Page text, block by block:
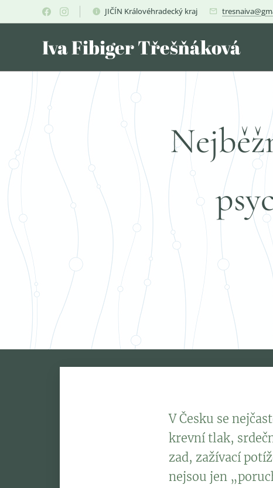
JIČÍN Královéhradecký kraj
Iva Fibiger Třešňáková
V Česku se
krevní tlak,
zad, zažívací
nejsou jen